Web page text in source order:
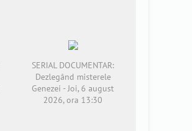
SERIAL DOCUMENTAR:
Dezlegând misterele
Genezei - Joi, 6 august
2026, ora 13:30